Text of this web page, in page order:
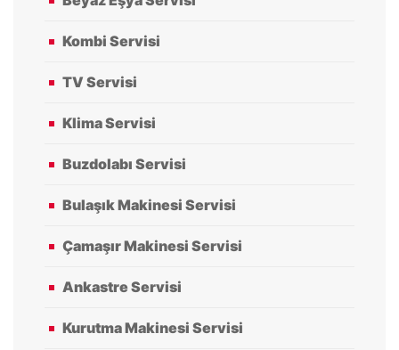
Kombi Servisi
TV Servisi
Klima Servisi
Buzdolabı Servisi
Bulaşık Makinesi Servisi
Çamaşır Makinesi Servisi
Ankastre Servisi
Kurutma Makinesi Servisi